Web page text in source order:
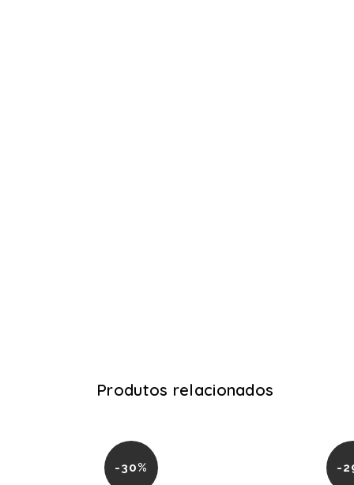
Produtos relacionados
-30% -